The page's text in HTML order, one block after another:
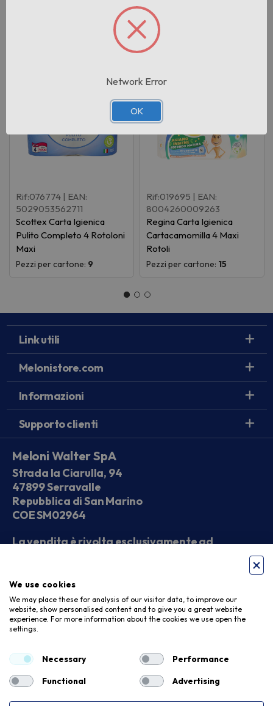
Prodotti correlati
Rif:076774 | EAN:
5029053562711
Scottex Carta Igienica
Pulito Completo 4 Rotoloni
Maxi
Pezzi per cartone: 9
Rif:019695 | EAN:
8004260009263
Regina Carta Igienica
Cartacamomilla 4 Maxi
Rotoli
Pezzi per cartone: 15
Link utili
Melonistore.com
Informazioni
Supporto clienti
Meloni Walter SpA
Strada la Ciarulla, 94
47899 Serravalle
Repubblica di San Marino
COE SM02964
La vendita è rivolta esclusivamente ad
Accettiamo
Seguici sui social
We use cookies
We may place these for analysis of our visitor data, to improve our
website, show personalised content and to give you a great website
experience. For more information about the cookies we use open the
settings.
Necessary
Performance
Functional
Advertising
Network Error
OK